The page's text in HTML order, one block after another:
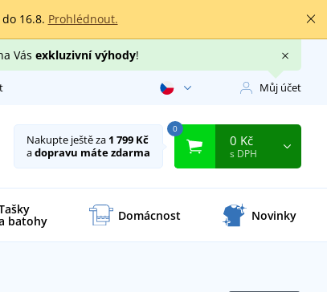
16.8. Prohlédnout.
Vás exkluzivní výhody!
Můj účet
Nakupte ještě za 1 799 Kč
adopravu máte zdarma
0
0 Kč
s DPH
batohy Domácnost Novinky